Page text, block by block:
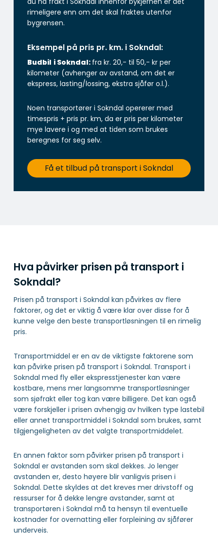
rimeligere enn om det skal fraktes utenfor
bygrensen.
Eksempel på pris pr. km. i Sokndal:
Budbil i Sokndal: fra kr. 20,- til 50,- kr per
kilometer (avhenger av avstand, om det er
ekspress, lasting/lossing, ekstra sjåfør o.l.).
Noen transportører i Sokndal opererer med
timespris + pris pr. km, da er pris per kilometer
mye lavere i og med at tiden som brukes
beregnes for seg selv.
Få et tilbud på transport i Sokndal
Hva påvirker prisen på transport i
Sokndal?
Prisen på transport i Sokndal kan påvirkes av flere
faktorer, og det er viktig å være klar over disse for å
kunne velge den beste transportløsningen til en rimelig
pris.
Transportmiddel er en av de viktigste faktorene som
kan påvirke prisen på transport i Sokndal. Transport i
Sokndal med fly eller ekspresstjenester kan være
kostbare, mens mer langsomme transportløsninger
som sjøfrakt eller tog kan være billigere. Det kan også
være forskjeller i prisen avhengig av hvilken type lastebil
eller annet transportmiddel i Sokndal som brukes, samt
tilgjengeligheten av det valgte transportmiddelet.
En annen faktor som påvirker prisen på transport i
Sokndal er avstanden som skal dekkes. Jo lenger
avstanden er, desto høyere blir vanligvis prisen i
Sokndal. Dette skyldes at det kreves mer drivstoff og
ressurser for å dekke lengre avstander, samt at
transportøren i Sokndal må ta hensyn til eventuelle
kostnader for overnatting eller forpleining av sjåfører
underveis.